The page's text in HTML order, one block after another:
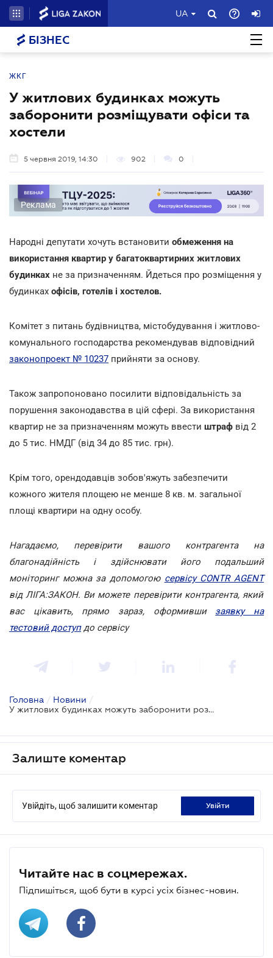
UA
БІЗНЕС
ЖКГ
У житлових будинках можуть
заборонити розміщувати офіси та
хостели
5 червня 2019, 14:30 902 0
Реклама
Народні депутати хочуть встановити обмеження на
використання квартир у багатоквартирних житлових
будинках не за призначенням. Йдеться про розміщення у
будинках офісів, готелів і хостелов.
Комітет з питань будівництва, містобудування і житлово-
комунального господарства рекомендував відповідний
законопроект № 10237 прийняти за основу.
Також запропоновано посилити відповідальність за
порушення законодавства в цій сфері. За використання
квартир не за призначенням можуть ввести штраф від 2
до 5 тис. НМДГ (від 34 до 85 тис. грн).
Крім того, орендодавців зобов'яжуть забезпечити
кожного жителя площею не менше 8 кв. м. загальної
площі квартири на одну особу.
Нагадаємо, перевірити вашого контрагента на
благонадійність і здійснювати його подальший
моніторинг можна за допомогою сервісу CONTR AGENT
від ЛІГА:ЗАКОН. Ви можете перевірити контрагента, який
вас цікавить, прямо зараз, оформивши заявку на
тестовий доступдо сервісу
Головна / Новини /
У житлових будинках можуть заборонити розміщувати офіси та хостели
Залиште коментар
Увійдіть, щоб залишити коментар увійти
Читайте нас в соцмережах.
Підпишіться, щоб бути в курсі усіх бізнес-новин.